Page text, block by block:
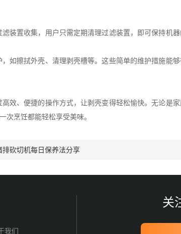
置收集，用户只需定期清理过滤装置，即可保持机
擦拭外壳、清理剥壳槽等。这些简单的维护措施能
、便捷的操作方式，让剥壳变得轻松愉快。无论是
次烹饪都能轻松享受美味。
排砍切机每日保养法分享
我们
关